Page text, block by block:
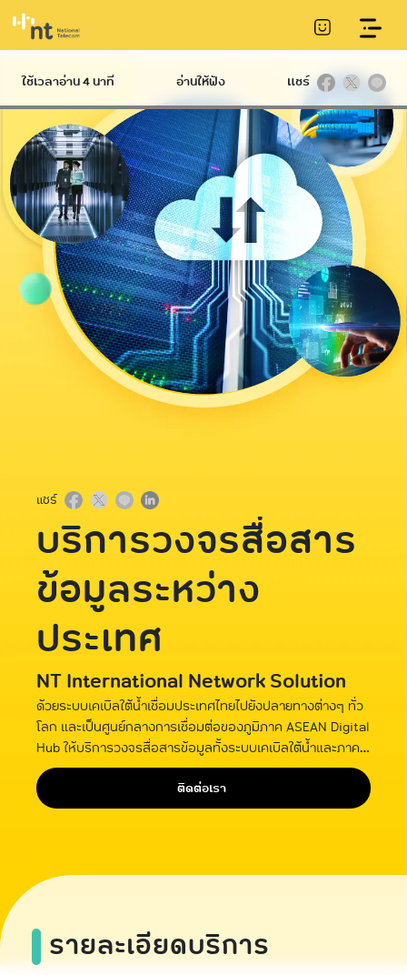
Hard
Infrastructure
บริการท่อร้อยสาย
Communication
Conduit
บริการเสา
โทรคมนาคม
Telecommunication
International
บริการ NT IIG
Datacom
International
Service
Broadband
NT Broadband
บริการอินเทอร์เน็ต
ไฟเบอร์ความเร็วสูง
NetPlay บริการ
กล่องทีวีออนไลน์
Hi-speed บริการ
อินเทอร์เน็ตผ่าน
โทรศัพท์บ้าน ADSL
แชร์
บริการวงจรสื่อสาร
ข้อมูลระหว่าง
ประเทศ
NT International Network Solution
ด้วยระบบเคเบิลใต้น้ำเชื่อมประเทศไทยไปยังปลายทางต่างๆ ทั่ว
โลก และเป็นศูนย์กลางการเชื่อมต่อของภูมิภาค ASEAN Digital
Hub ให้บริการวงจรสื่อสารข้อมูลทั้งระบบเคเบิลใต้น้ำและภาค
พื้นดิน
ติดต่อเรา
รายละเอียดบริการ
บริการวงจรสื่อสารข้อมูลระหว่างประเทศ
ใช้เวลาอ่าน 4 นาที อ่านให้ฟัง แชร์